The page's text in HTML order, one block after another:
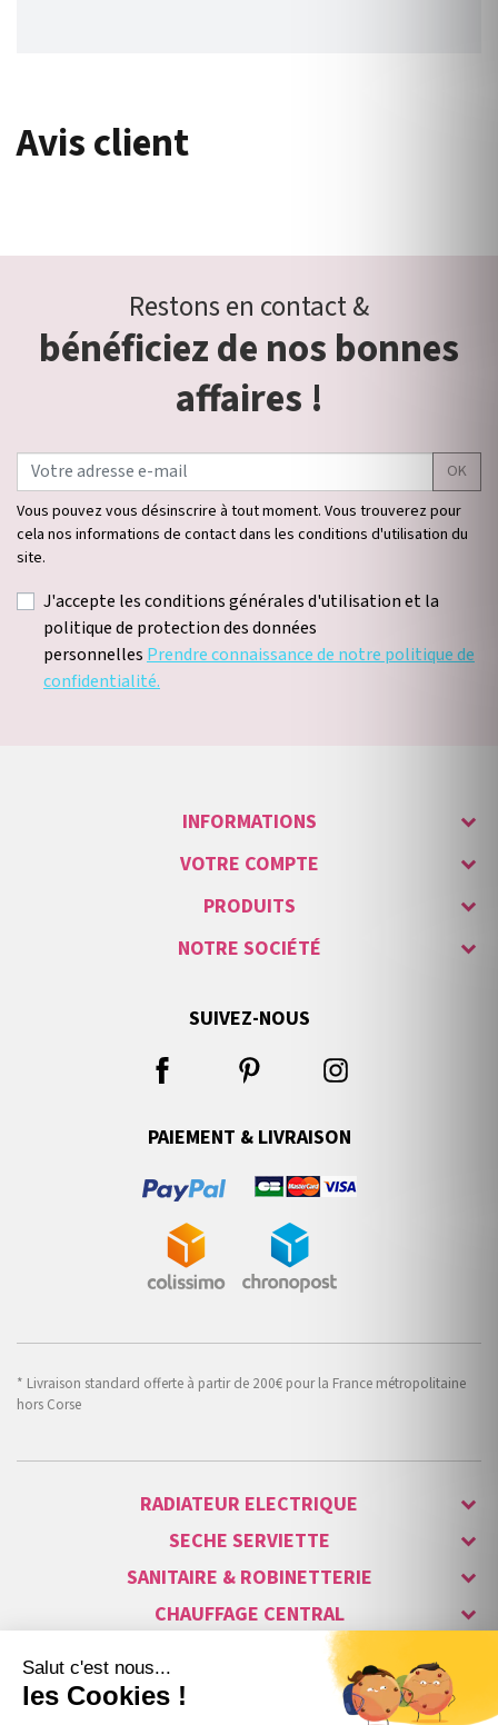
Avis client
Restons en contact &
bénéficiez de nos bonnes
affaires !
OK
Vous pouvez vous désinscrire à tout moment. Vous trouverez pour
cela nos informations de contact dans les conditions d'utilisation du
site.
J'accepte les conditions générales d'utilisation et la
politique de protection des données
personnelles Prendre connaissance de notre politique de
confidentialité.
INFORMATIONS
VOTRE COMPTE
PRODUITS
NOTRE SOCIÉTÉ
SUIVEZ-NOUS
PAIEMENT & LIVRAISON
* Livraison standard offerte à partir de 200€ pour la France métropolitaine
hors Corse
RADIATEUR ELECTRIQUE
SECHE SERVIETTE
SANITAIRE & ROBINETTERIE
CHAUFFAGE CENTRAL
ALARME & SÉCURITÉ
MAISON CONNECTÉE